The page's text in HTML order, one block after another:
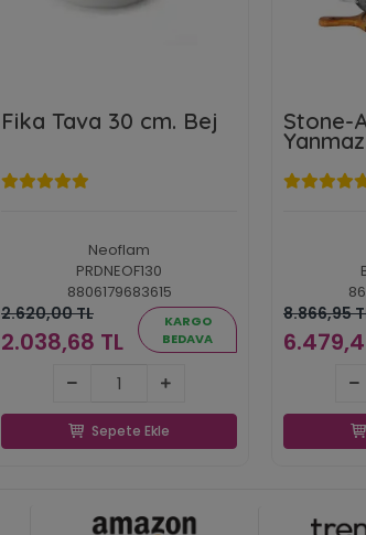
Fika Tava 30 cm. Bej
Neoflam
PRDNEOF130
8806179683615
2.620,00 TL
2.038,68 TL
KARGO
BEDAVA
Sepete Ekle
Stone-
Parça
Kapaklı
8.866,95